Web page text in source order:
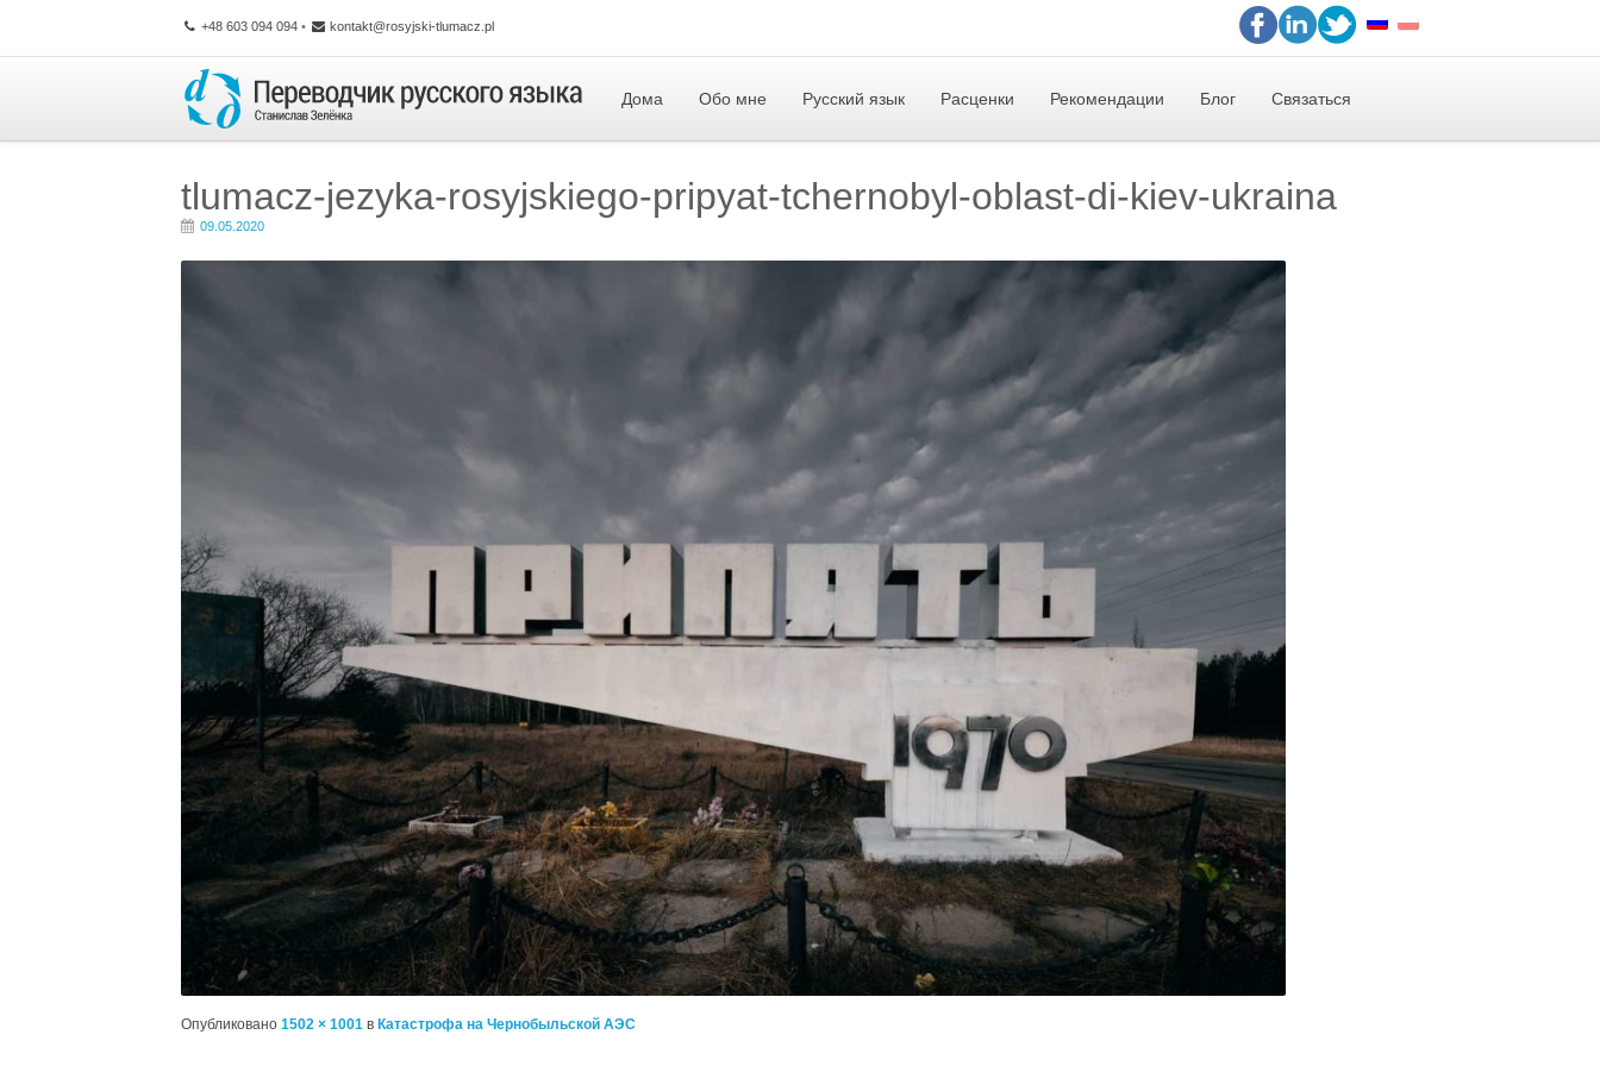
+48 603 094 094 • kontakt@rosyjski-tlumacz.pl
Дома Обо мне Русский язык Расценки Рекомендации Блог Связаться
tlumacz-jezyka-rosyjskiego-pripyat-tchernobyl-oblast-di-kiev-ukraina
09.05.2020
Опубликовано 1502 × 1001 в Катастрофа на Чернобыльской АЭС